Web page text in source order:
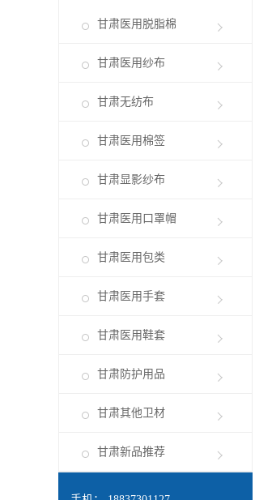
甘肃医用脱脂棉
甘肃医用纱布
甘肃无纺布
甘肃医用棉签
甘肃显影纱布
甘肃医用口罩帽
甘肃医用包类
甘肃医用手套
甘肃医用鞋套
甘肃防护用品
甘肃其他卫材
甘肃新品推荐